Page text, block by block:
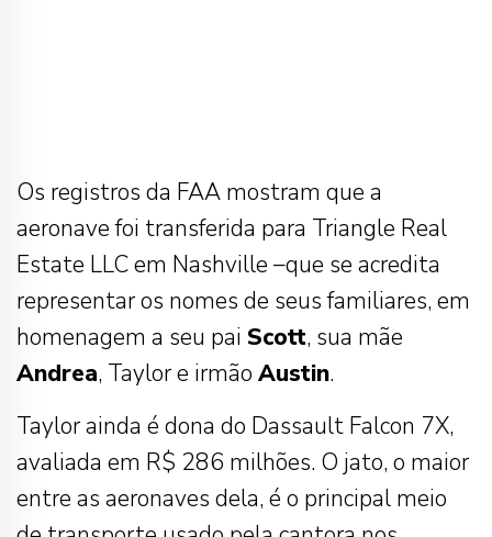
Os registros da FAA mostram que a
aeronave foi transferida para Triangle Real
Estate LLC em Nashville –que se acredita
representar os nomes de seus familiares, em
homenagem a seu pai Scott, sua mãe
Andrea, Taylor e irmão Austin.
Taylor ainda é dona do Dassault Falcon 7X,
avaliada em R$ 286 milhões. O jato, o maior
entre as aeronaves dela, é o principal meio